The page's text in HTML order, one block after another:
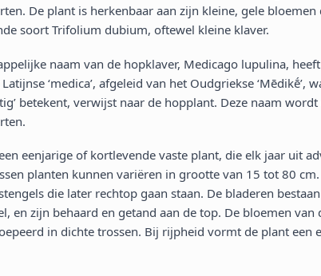
De plant is herkenbaar aan zijn kleine, gele
soort Trifolium dubium, oftewel kleine klaver​​.
naam van de hopklaver, Medicago lupulina,
‘medica’, afgeleid van het Oudgriekse ‘Mēdikḗ’,
betekent, verwijst naar de hopplant. Deze naam
eenjarige of kortlevende vaste plant, die elk jaar uit
planten kunnen variëren in grootte van 15 tot 80
die later rechtop gaan staan. De bladeren
en zijn behaard en getand aan de top. De bloemen
in dichte trossen. Bij rijpheid vormt de plant een